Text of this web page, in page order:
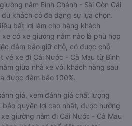
nằm Bình Chánh - Sài Gòn Cái
khách có đa dạng sự lựa chọn.
bất lợi làm cho hàng khách
có xe giường nằm nào là phù hợp
đảm bảo giữ chỗ, có được chỗ
vé xe đi Cái Nước - Cà Mau từ Bình
giữa nhà xe với khách hàng sau
được đảm bảo 100%.
giá, xem đánh giá chất lượng
quyền lợi cao nhất, được hưởng
giường nằm đi Cái Nước - Cà Mau